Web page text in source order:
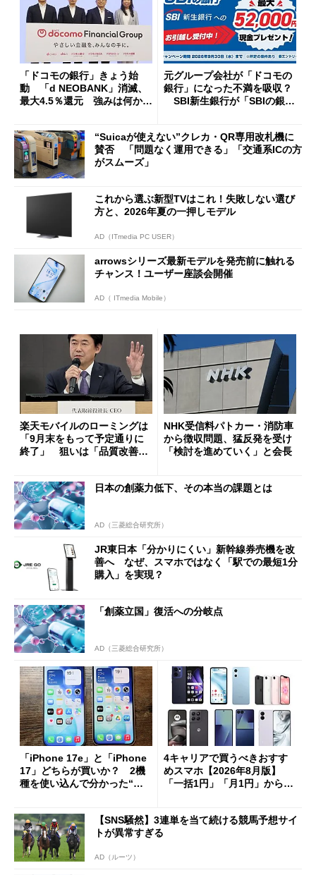
「ドコモの銀行」きょう始
動 「d NEOBANK」消滅、
最大4.5％還元 強みは何か解
元グループ会社が「ドコモの
銀行」になった不満を吸収？
SBI新生銀行が「SBIの銀
開催
“Suicaが使えない”クレカ・QR専用改札機に
賛否 「問題なく運用できる」「交通系ICの方
がスムーズ」
これから選ぶ新型TVはこれ！失敗しない選び
方と、2026年夏の一押しモデル
AD（ITmedia PC USER）
arrowsシリーズ最新モデルを発売前に触れる
チャンス！ユーザー座談会開催
AD（ ITmedia Mobile）
楽天モバイルのローミングは
「9月末をもって予定通りに
終了」 狙いは「品質改善」
も
NHK受信料パトカー・消防車
から徴収問題、猛反発を受け
「検討を進めていく」と会長
日本の創薬力低下、その本当の課題とは
AD（三菱総合研究所）
JR東日本「分かりにくい」新幹線券売機を改
善へ なぜ、スマホではなく「駅での最短1分
購入」を実現？
「創薬立国」復活への分岐点
AD（三菱総合研究所）
「iPhone 17e」と「iPhone
17」どちらが買いか？ 2機
種を使い込んで分かった“ス
4キャリアで買うべきおすす
めスマホ【2026年8月版】
「一括1円」「月1円」からお
【SNS騒然】3連単を当て続ける競馬予想サイ
トが異常すぎる
AD（ルーツ）